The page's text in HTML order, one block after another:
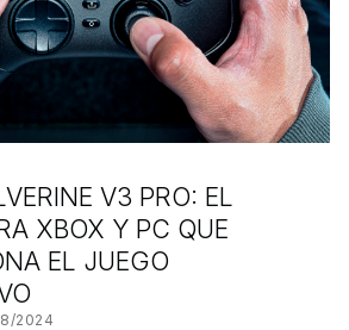
V3 PRO: EL
XBOX Y PC QUE
EL JUEGO
2024